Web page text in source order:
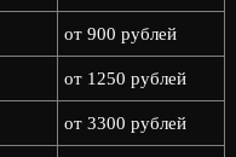
от 900 рублей
от 1250 рублей
от 3300 рублей